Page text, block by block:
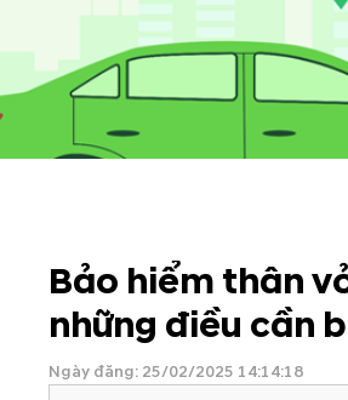
Bảo hiểm thân
những điều cần
Ngày đăng: 25/02/2025 14:14:18